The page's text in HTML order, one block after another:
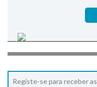
Registe-se para receber